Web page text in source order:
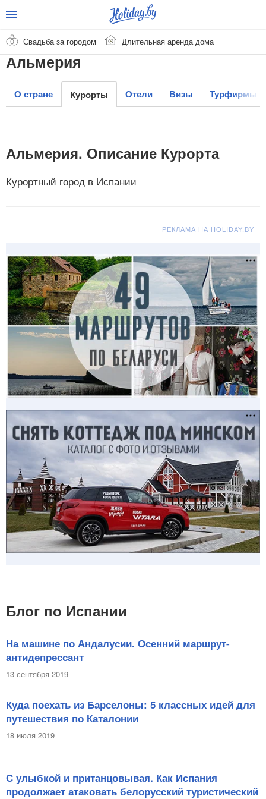
Свадьба за городом Длительная аренда дома
Альмерия
О стране Курорты Отели Визы Турфирмы
Альмерия. Описание Курорта
Курортный город в Испании
РЕКЛАМА НА HOLIDAY.BY
Блог по Испании
На машине по Андалусии. Осенний маршрут-
антидепрессант
13 сентября 2019
Куда поехать из Барселоны: 5 классных идей для
путешествия по Каталонии
18 июля 2019
С улыбкой и пританцовывая. Как Испания
продолжает атаковать белорусский туристический